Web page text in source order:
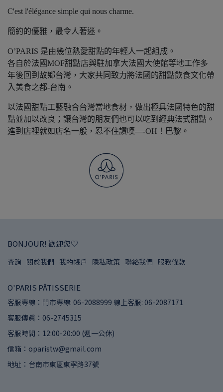
C'est l'élégance simple qui nous charme.
簡約的優雅，最令人著迷。
O’PARIS 是由幾位熱愛甜點的年輕人一起組成。
各自於法國MOF甜點店與駐加拿大法國大使館等地工作多
年後回到故鄉台灣，大家共同致力將法國的甜點飲食文化帶
入美食之都-台南。
以法國甜點工藝融合台灣當地食材，做出極具法國特色的甜
點並加以改良；讓台灣的朋友們也可以吃到經典法式甜點。
進到店裡就如店名一般，忍不住讚嘆—-OH！巴黎。
BONJOUR! 歡迎您♡
查詢 關於我們 我的帳戶 隱私政策 聯絡我們 服務條款
O'PARIS PÂTISSERIE
客服專線：門市專線: 06-2088999 線上客服: 06-2087171
客服傳真：06-2745315
客服時間：12:00-20:00 (週一公休)
信箱：oparistw@gmail.com
地址：台南市東區東寧路37號